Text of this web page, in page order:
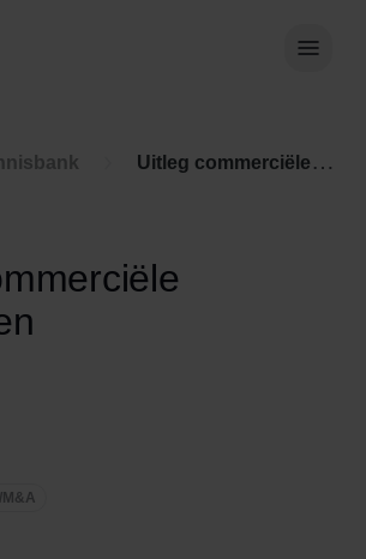
Uitleg commerciële contracten